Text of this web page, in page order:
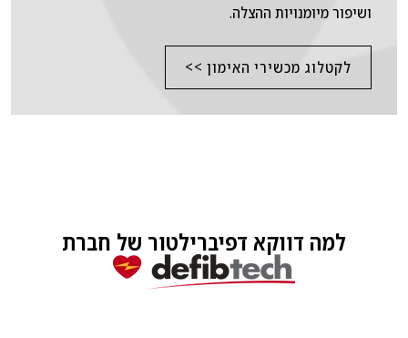
ושיפור מיומנויות ההצלה.
לקטלוג מכשירי האימון >>
למה דווקא דפיברילטור של חברת